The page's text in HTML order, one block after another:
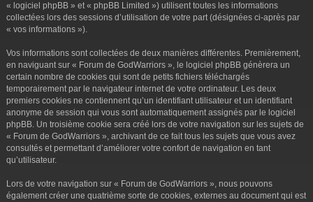
« logiciel phpBB » et « phpBB Limited ») utilisent toutes les informations
collectées lors des sessions d’utilisation de votre part (désignées ci-après par
« vos informations »).
Vos informations sont collectées de deux manières différentes. Premièrement,
en naviguant sur « Forum de GodWarriors », le logiciel phpBB génèrera un
certain nombre de cookies qui sont de petits fichiers téléchargés
temporairement par le navigateur internet de votre ordinateur. Les deux
premiers cookies ne contiennent qu’un identifiant utilisateur et un identifiant
anonyme de session qui vous sont automatiquement assignés par le logiciel
phpBB. Un troisième cookie sera créé lors de votre navigation sur les sujets de
« Forum de GodWarriors », archivant de ce fait tous les sujets que vous avez
consultés et permettant d’améliorer votre confort de navigation en tant
qu’utilisateur.
Lors de votre navigation sur « Forum de GodWarriors », nous pouvons
également créer une quatrième sorte de cookies, externes au document qui est